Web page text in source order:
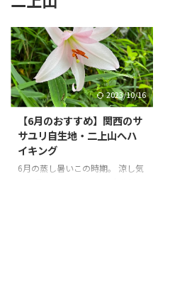
2023/10/16
【6月のおすすめ】関西のサ
サユリ自生地・二上山へハ
イキング
6月の蒸し暑いこの時期。 涼し気